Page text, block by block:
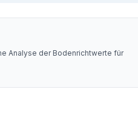
Analyse der Bodenrichtwerte für